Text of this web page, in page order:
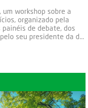
um workshop sobre a
organizado pela
painéis de debate, dos
seu presidente da d...